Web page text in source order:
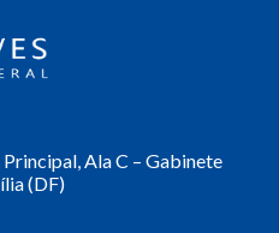
Principal, Ala C – Gabinete
(DF)